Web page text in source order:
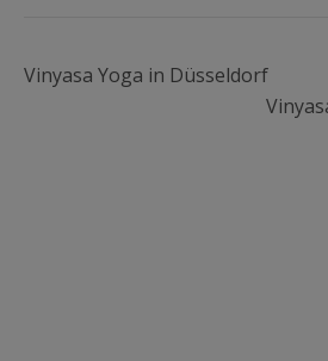
Vinyasa Yoga in Düsseldorf